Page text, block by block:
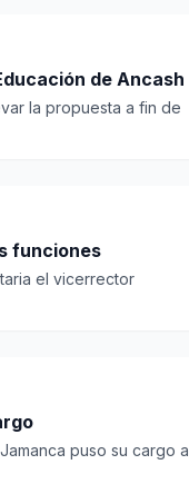
de Ancash
la propuesta a fin de
funciones
el vicerrector
puso su cargo a